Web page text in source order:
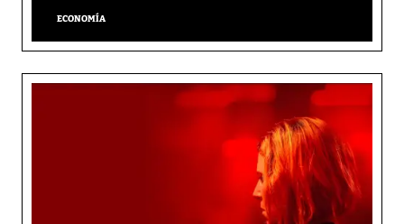
ECONOMÍA